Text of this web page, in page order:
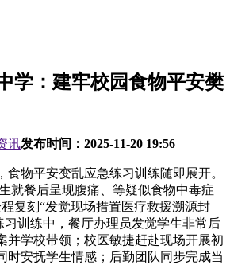
学：建牢校园食物平安樊
讯发布时间： 2025-11-20 19:56
物平安变乱应急练习训练随即展开。
就餐后呈现腹痛、等疑似食物中毒症
复刻“发觉现场措置医疗救援溯源封
习训练中，餐厅办理员发觉学生非常后
并学校带领；校医敏捷赶赴现场开展初
时安抚学生情感；后勤团队同步完成当